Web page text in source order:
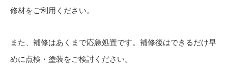
修材をご利用ください。
また、補修はあくまで応急処置です。補修後はできるだけ早
めに点検・塗装をご検討ください。